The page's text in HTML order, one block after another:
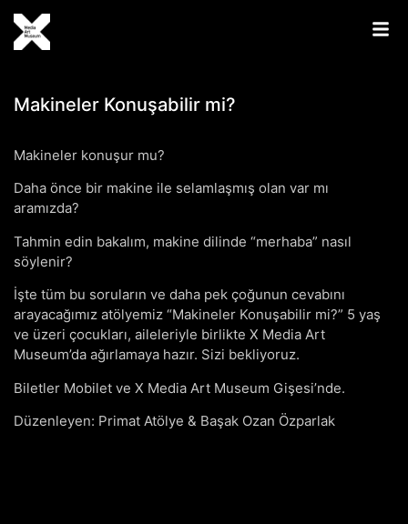
Makineler Konuşabilir mi?
Makineler konuşur mu?
Daha önce bir makine ile selamlaşmış olan var mı
aramızda?
Tahmin edin bakalım, makine dilinde “merhaba” nasıl
söylenir?
İşte tüm bu soruların ve daha pek çoğunun cevabını
arayacağımız atölyemiz “Makineler Konuşabilir mi?” 5 yaş
ve üzeri çocukları, aileleriyle birlikte X Media Art
Museum’da ağırlamaya hazır. Sizi bekliyoruz.
Biletler Mobilet ve X Media Art Museum Gişesi’nde.
Düzenleyen: Primat Atölye & Başak Ozan Özparlak